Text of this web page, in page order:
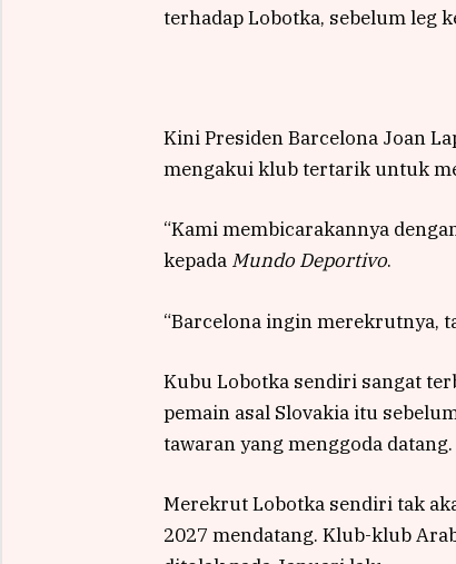
terhadap Lobotka, sebelum leg
Kini Presiden Barcelona Joan
mengakui klub tertarik untuk
“Kami membicarakannya
kepada Mundo Deportivo.
“Barcelona ingin merekrutnya,
Kubu Lobotka sendiri sangat
pemain asal Slovakia itu
tawaran yang menggoda datang.
Merekrut Lobotka sendiri tak
2027 mendatang. Klub-klub